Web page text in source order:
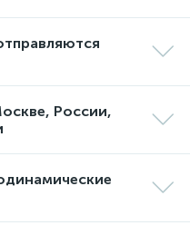
России,